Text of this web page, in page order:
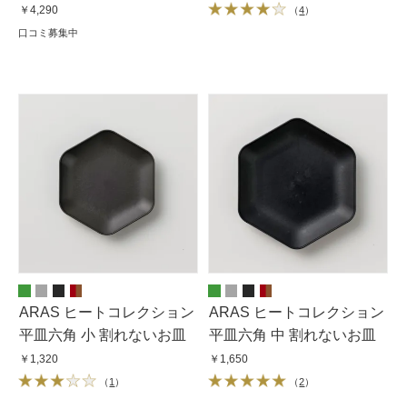
能
￥4,290
口コミ募集中
（4）
ARAS ヒートコレクション
平皿六角 小 割れないお皿
￥1,320
（ 1 ）
ARAS ヒートコレクション
平皿六角 中 割れないお皿
￥1,650
（2）